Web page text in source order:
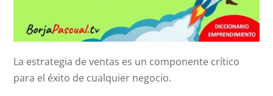
La estrategia de ventas es un componente crítico
para el éxito de cualquier negocio.